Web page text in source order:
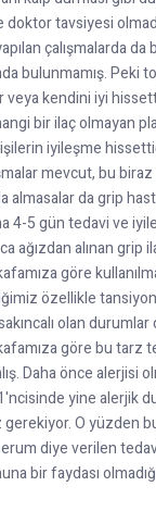
tavsiyesi
çalışmalarda
bulunmamış. Peki
veya kendini iyi
bir ilaç olmayan
iyileşme
mevcut, bu biraz
almasalar da grip
4-5 gün tedavi ve
ağızdan alınan grip
göre
özellikle
olan
göre bu tarz
Daha önce alerjisi
yine alerjik
O yüzden
diye verilen
bir faydası